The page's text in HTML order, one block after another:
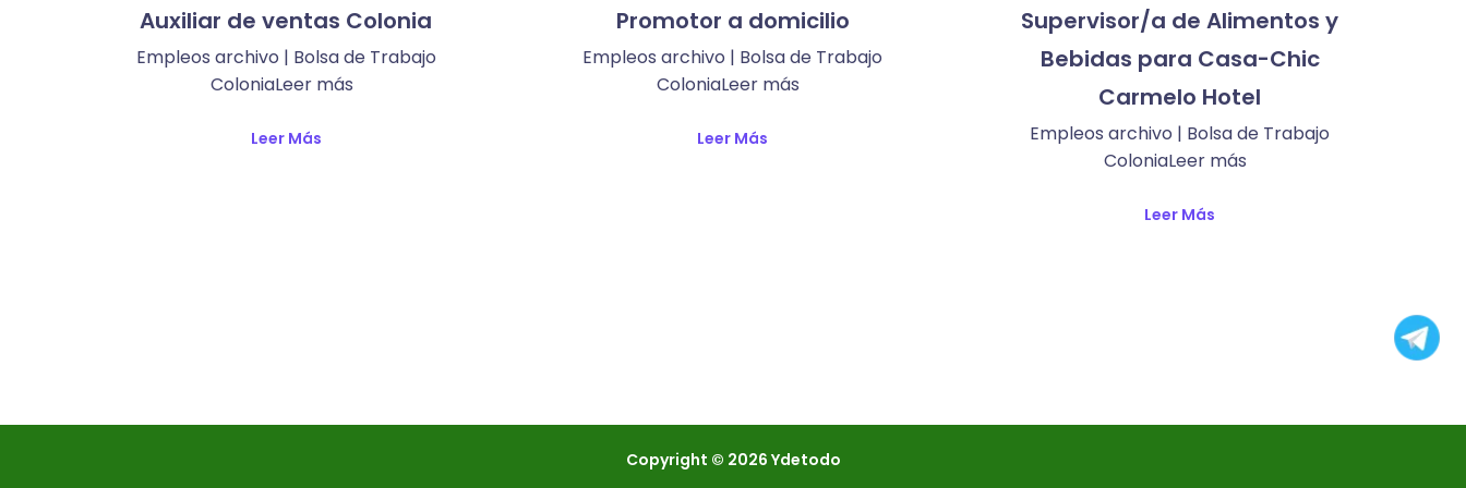
Auxiliar de ventas Colonia
Empleos archivo | Bolsa de Trabajo
ColoniaLeer más ​
Leer Más
Promotor a domicilio
Empleos archivo | Bolsa de Trabajo
ColoniaLeer más ​
Leer Más
Supervisor/a de Alimentos y
Bebidas para Casa-Chic
Carmelo Hotel
Empleos archivo | Bolsa de Trabajo
ColoniaLeer más ​
Leer Más
Copyright © 2026 Ydetodo